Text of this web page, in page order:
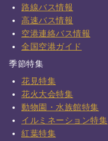
路線バス情報
高速バス情報
空港連絡バス情報
全国空港ガイド
季節特集
花見特集
花火大会特集
動物園・水族館特集
イルミネーション特集
紅葉特集